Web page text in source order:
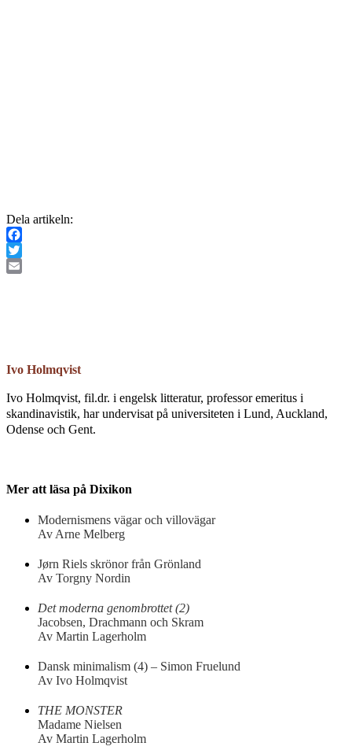
Dela artikeln:
Facebook
Twitter
Ivo Holmqvist
Ivo Holmqvist, fil.dr. i engelsk litteratur, professor emeritus i
skandinavistik, har undervisat på universiteten i Lund, Auckland,
Odense och Gent.
Mer att läsa på Dixikon
Modernismens vägar och villovägar
Av Arne Melberg
Jørn Riels skrönor från Grönland
Av Torgny Nordin
Det moderna genombrottet (2)
Jacobsen, Drachmann och Skram
Av Martin Lagerholm
Dansk minimalism (4) – Simon Fruelund
Av Ivo Holmqvist
THE MONSTER
Madame Nielsen
Av Martin Lagerholm